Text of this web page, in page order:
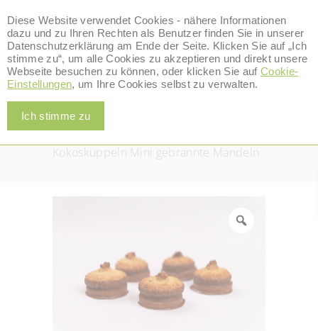
Alle Produkte
Home/Alle Produkte
Kokoskuppeln & Busserl
Nüsse & Mandeln
Kokoskuppeln Mini gebrannte Mandeln
0
Diese Website verwendet Cookies - nähere Informationen
dazu und zu Ihren Rechten als Benutzer finden Sie in unserer
Datenschutzerklärung am Ende der Seite. Klicken Sie auf „Ich
stimme zu“, um alle Cookies zu akzeptieren und direkt unsere
Webseite besuchen zu können, oder klicken Sie aufCookie-
Einstellungen, um Ihre Cookies selbst zu verwalten.
Ich stimme zu